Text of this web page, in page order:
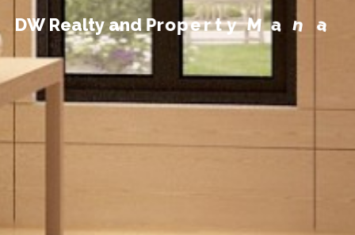
DW Realtyand PropertyManag em en